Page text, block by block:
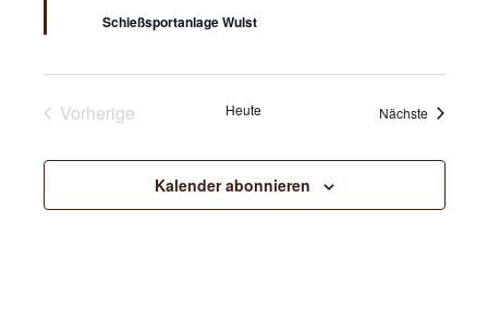
Schießsportanlage Wulst
Vorherige
Heute Nächste
Kalender abonnieren